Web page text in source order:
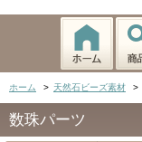
ホーム > 天然石ビーズ素材 >
数珠パーツ